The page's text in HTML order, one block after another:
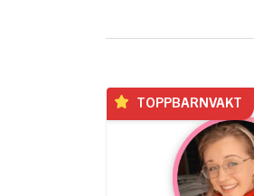
TOPPBARNVAKT